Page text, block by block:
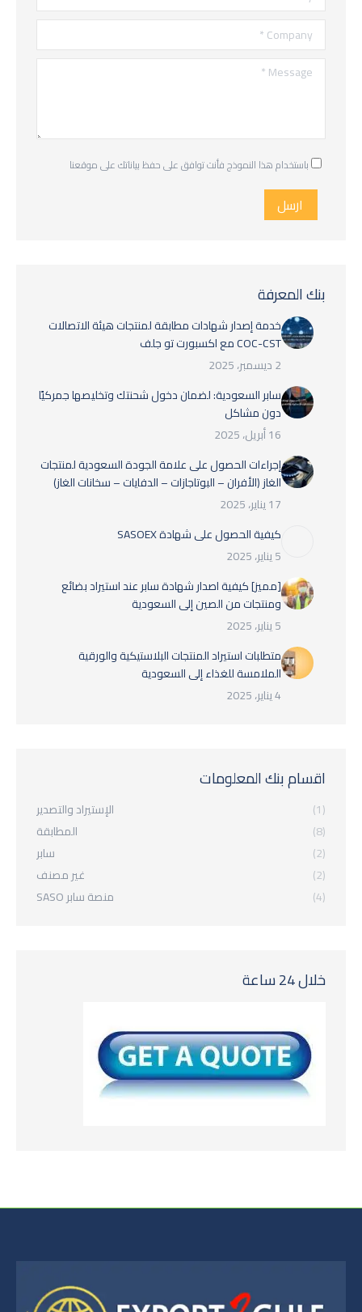
Company *
Message *
باستخدام هذا النموذج فأنت توافق على حفظ بياناتك على موقعنا
ارسل
بنك المعرفة
خدمة إصدار شهادات مطابقة لمنتجات هيئة الاتصالات
COC-CST مع اكسبورت تو جلف
2 ديسمبر، 2025
سابر السعودية: لضمان دخول شحنتك وتخليصها جمركيًا
دون مشاكل
16 أبريل، 2025
إجراءات الحصول على علامة الجودة السعودية لمنتجات
الغاز (الأفران – البوتاجازات – الدفايات – سخانات الغاز)
17 يناير، 2025
كيفية الحصول على شهادة SASOEX
5 يناير، 2025
[مميز] كيفية اصدار شهادة سابر عند استيراد بضائع
ومنتجات من الصين إلى السعودية
5 يناير، 2025
متطلبات استيراد المنتجات البلاستيكية والورقية
الملامسة للغذاء إلى السعودية
4 يناير، 2025
اقسام بنك المعلومات
الإستيراد والتصدير
(1)
المطابقة
(8)
سابر
(2)
غير مصنف
(2)
منصة سابر SASO
(4)
خلال 24 ساعة